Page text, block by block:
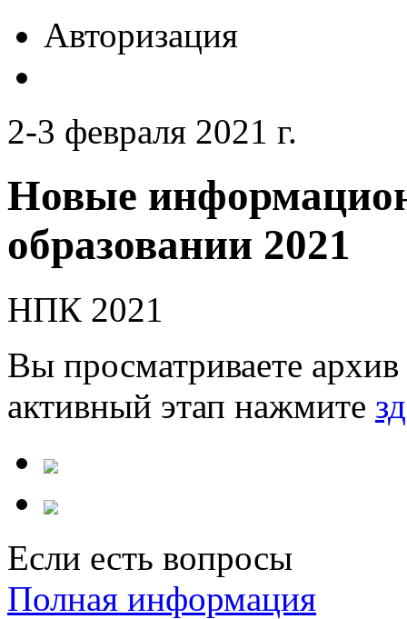
Авторизация
2-3 февраля 2021 г.
Новые
образовании 2021
НПК 2021
Вы просматриваете
активный этап нажмите
Если есть вопросы
Полная информация